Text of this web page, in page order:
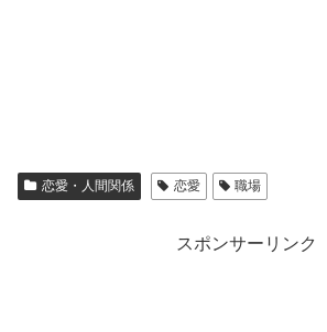
恋愛・人間関係 恋愛 職場
スポンサーリンク